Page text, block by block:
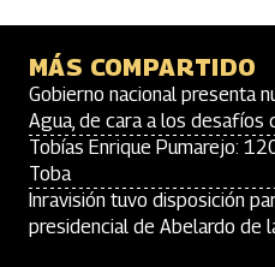
MÁS COMPARTIDO
Gobierno nacional presenta
Agua, de cara a los desafíos
Tobías Enrique Pumarejo:
Toba
Inravisión tuvo disposición
presidencial de Abelardo de